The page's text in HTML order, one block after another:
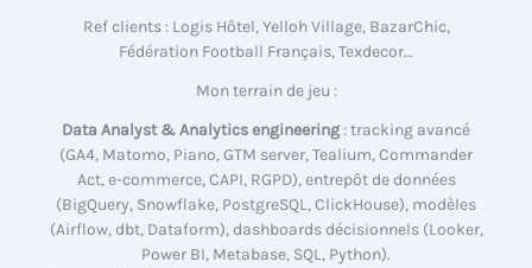
Ref clients : Logis Hôtel, Yelloh Village, BazarChic,
Fédération Football Français, Texdecor…
Mon terrain de jeu :
Data Analyst & Analytics engineering : tracking avancé
(GA4, Matomo, Piano, GTM server, Tealium, Commander
Act, e-commerce, CAPI, RGPD), entrepôt de données
(BigQuery, Snowflake, PostgreSQL, ClickHouse), modèles
(Airflow, dbt, Dataform), dashboards décisionnels (Looker,
Power BI, Metabase, SQL, Python).